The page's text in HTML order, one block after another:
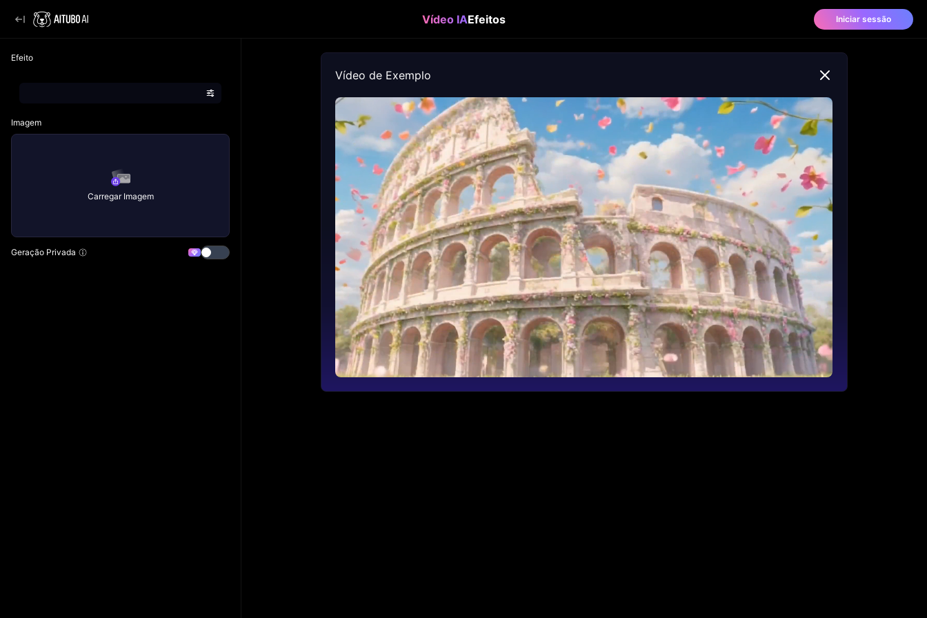
Vídeo IAEfeitos Iniciar sessão
Efeito
Imagem
Carregar Imagem
Geração Privada
Vídeo de Exemplo